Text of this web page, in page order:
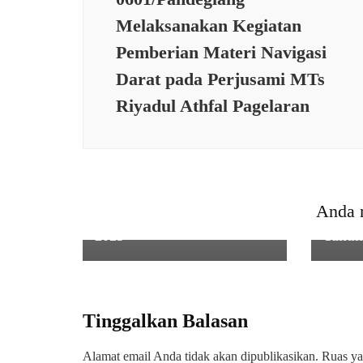
Melaksanakan Kegiatan
Pemberian Materi Navigasi
Darat pada Perjusami MTs
Riyadul Athfal Pagelaran
Anda
Tinggalkan Balasan
Alamat email Anda tidak akan dipublikasikan. Ruas